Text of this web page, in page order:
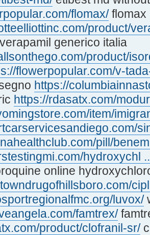
flomax/flomax
product/
generico italia
product/
flowerpopular.com/v-
https://
https://rdasatx.com/
item/
pill/
hydroxychl
online
luvox/
famtrex/
product/clofranil-sr/